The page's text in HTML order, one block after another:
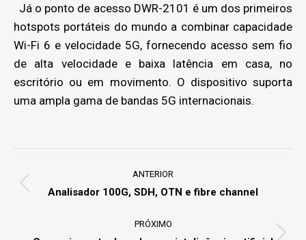
Já o ponto de acesso DWR-2101 é um dos primeiros
hotspots portáteis do mundo a combinar capacidade
Wi-Fi 6 e velocidade 5G, fornecendo acesso sem fio
de alta velocidade e baixa latência em casa, no
escritório ou em movimento. O dispositivo suporta
uma ampla gama de bandas 5G internacionais.
navigation
ANTERIOR
Previous
Analisador 100G, SDH, OTN e fibre channel
PRÓXIMO